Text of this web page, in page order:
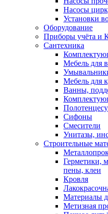
Насосы
Установки
Оборудование
Приборы учёта и
Сантехника
Мебель для
Мебель для
Ванны,
Сифоны
Смесители
Унитазы,
Строительные
Герметики,
пены, клеи
Кровля
Материалы
Метизная